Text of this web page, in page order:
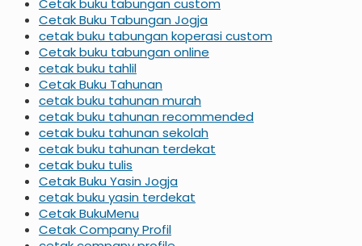
Cetak buku tabungan custom
Cetak Buku Tabungan Jogja
cetak buku tabungan koperasi custom
Cetak buku tabungan online
cetak buku tahlil
Cetak Buku Tahunan
cetak buku tahunan murah
cetak buku tahunan recommended
cetak buku tahunan sekolah
cetak buku tahunan terdekat
cetak buku tulis
Cetak Buku Yasin Jogja
cetak buku yasin terdekat
Cetak BukuMenu
Cetak Company Profil